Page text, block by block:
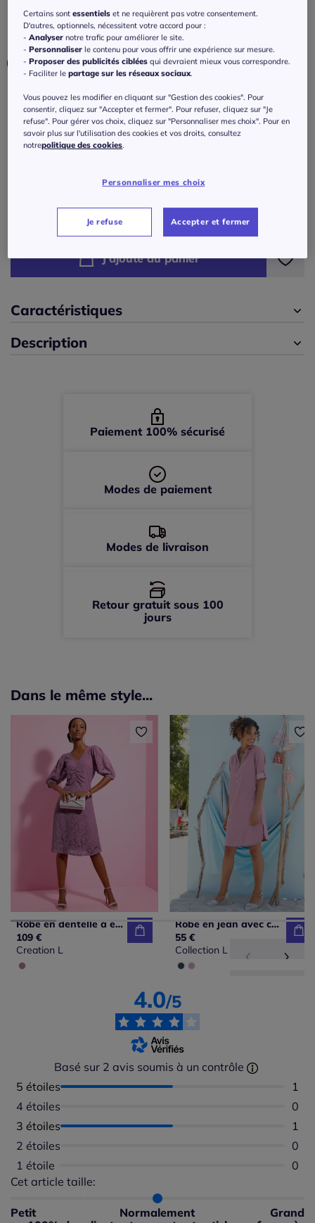
Couleur :fuchsia-bleu foncé à motifs
Taille :
Veuillez sélectionner une taille
En stock
44 -En stock
46 - En stock
J'ajoute au panier
Caractéristiques
Description
Paiement 100% sécurisé
Modes de paiement
Modes de livraison
Retour gratuit sous 100
jours
Dans le même style...
Robe en dentelle à encolure V et manches ballon
109 €
Creation L
Robe en jean avec col chemise et manches retroussables
55 €
Collection L
4.0/5
Basé sur 2 avis soumis à un contrôle
5 étoiles
1
4 étoiles
0
3 étoiles
1
2 étoiles
0
1 étoile
0
Cet article taille:
Petit Normalement Grand
Répartition du taillant selon les avis clients
Taille normalement : 100%
Certains sontessentiels et ne requièrent pas votre consentement.
D'autres, optionnels, nécessitent votre accord pour :
-Analyser notre trafic pour améliorer le site.
-Personnaliser le contenu pour vous offrir une expérience sur mesure.
-Proposer des publicités ciblées qui devraient mieux vous correspondre.
- Faciliter lepartage sur les réseaux sociaux.
Vous pouvez les modifier en cliquant sur "Gestion des cookies". Pour
consentir, cliquez sur "Accepter et fermer". Pour refuser, cliquez sur "Je
refuse". Pour gérer vos choix, cliquez sur "Personnaliser mes choix". Pour en
savoir plus sur l'utilisation des cookies et vos droits, consultez
notrepolitique des cookies.
Personnaliser mes choix
Je refuse Accepter et fermer